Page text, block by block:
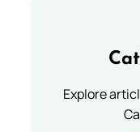
Explore